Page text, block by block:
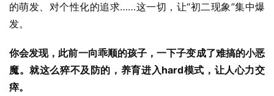
的萌发、对个性化的追求……这一切，让“初二现象”集中爆
发。
你会发现，此前一向乖顺的孩子，一下子变成了难搞的小恶
魔。就这么猝不及防的，养育进入hard模式，让人心力交
瘁。